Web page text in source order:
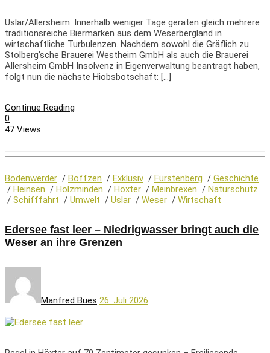
Uslar/Allersheim. Innerhalb weniger Tage geraten gleich mehrere
traditionsreiche Biermarken aus dem Weserbergland in
wirtschaftliche Turbulenzen. Nachdem sowohl die Gräflich zu
Stolberg’sche Brauerei Westheim GmbH als auch die Brauerei
Allersheim GmbH Insolvenz in Eigenverwaltung beantragt haben,
folgt nun die nächste Hiobsbotschaft: […]
Continue Reading
0
47 Views
Bodenwerder / Boffzen / Exklusiv / Fürstenberg / Geschichte
/ Heinsen / Holzminden / Höxter / Meinbrexen / Naturschutz
/ Schifffahrt / Umwelt / Uslar / Weser / Wirtschaft
Edersee fast leer – Niedrigwasser bringt auch die
Weser an ihre Grenzen
Manfred Bues 26. Juli 2026